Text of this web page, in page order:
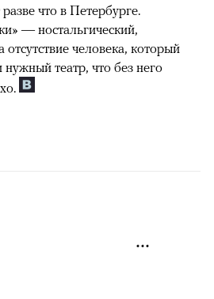
что в Петербурге.
— ностальгический,
человека, который
нужный театр, что без него